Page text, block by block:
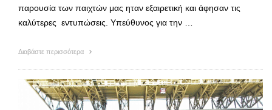
παρουσία των παιχτών μας ηταν εξαιρετική και άφησαν τις
καλύτερες εντυπώσεις. Υπεύθυνος για την …
Διαβάστε περισσότερα